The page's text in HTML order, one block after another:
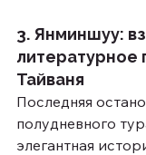
3. Янминшуу:
литературное
Тайваня
Последняя
полудневного
элегантная